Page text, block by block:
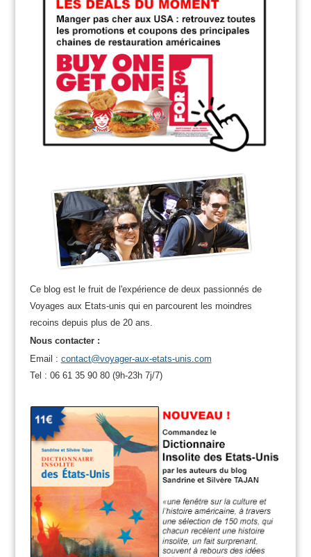
Ce blog est le fruit de l'expérience de deux passionnés de
Voyages aux Etats-unis qui en parcourent les moindres
recoins depuis plus de 20 ans.
Nous contacter :
Email : contact@voyager-aux-etats-unis.com
Tel : 06 61 35 90 80 (9h-23h 7j/7)